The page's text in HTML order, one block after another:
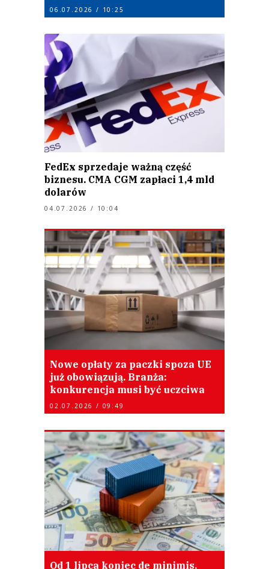
06.07.2026 / 10:25
FedEx sprzedaje ważną część
biznesu. CMA CGM zapłaci 1,4 mld
dolarów
04.07.2026 / 10:04
Nowe opłaty za paczki spoza UE
już obowiązują. Branża:
konkurencja musi być uczciwa
02.07.2026 / 09:49
Od 1 lipca koniec de minimis.